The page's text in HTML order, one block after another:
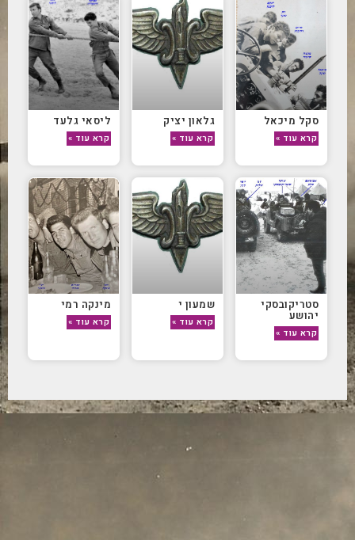
סקל מיכאל
קרא עוד »
גלאון יציק
קרא עוד »
ליסאי גלעד
קרא עוד »
סטריקובסקי
יהושע
קרא עוד »
שמעון י
קרא עוד »
מינקה רמי
קרא עוד »